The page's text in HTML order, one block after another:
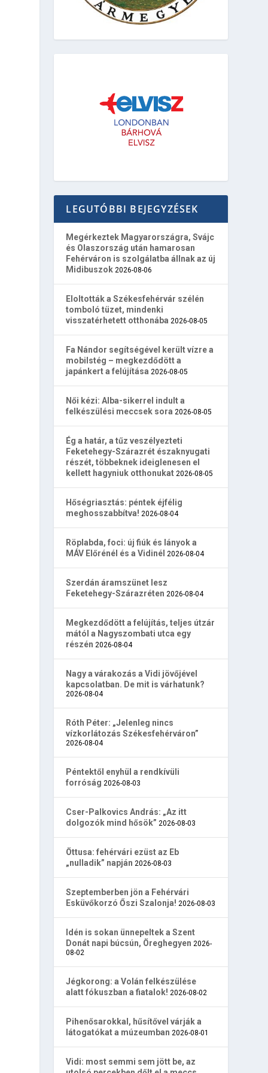
LEGUTÓBBI BEJEGYZÉSEK
Megérkeztek Magyarországra, Svájc
és Olaszország után hamarosan
Fehérváron is szolgálatba állnak az új
Midibuszok 2026-08-06
Eloltották a Székesfehérvár szélén
tomboló tüzet, mindenki
visszatérhetett otthonába 2026-08-05
Fa Nándor segítségével került vízre a
mobilstég – megkezdődött a
japánkert a felújítása 2026-08-05
Női kézi: Alba-sikerrel indult a
felkészülési meccsek sora 2026-08-05
Ég a határ, a tűz veszélyezteti
Feketehegy-Szárazrét északnyugati
részét, többeknek ideiglenesen el
kellett hagyniuk otthonukat 2026-08-05
Hőségriasztás: péntek éjfélig
meghosszabbítva! 2026-08-04
Röplabda, foci: új fiúk és lányok a
MÁV Előrénél és a Vidinél 2026-08-04
Szerdán áramszünet lesz
Feketehegy-Szárazréten 2026-08-04
Megkezdődött a felújítás, teljes útzár
mától a Nagyszombati utca egy
részén 2026-08-04
Nagy a várakozás a Vidi jövőjével
kapcsolatban. De mit is várhatunk?
2026-08-04
Róth Péter: „Jelenleg nincs
vízkorlátozás Székesfehérváron”
2026-08-04
Péntektől enyhül a rendkívüli
forróság 2026-08-03
Cser-Palkovics András: „Az itt
dolgozók mind hősök” 2026-08-03
Öttusa: fehérvári ezüst az Eb
„nulladik” napján 2026-08-03
Szeptemberben jön a Fehérvári
Esküvőkorzó Őszi Szalonja! 2026-08-03
Idén is sokan ünnepeltek a Szent
Donát napi búcsún, Öreghegyen 2026-
08-02
Jégkorong: a Volán felkészülése
alatt fókuszban a fiatalok! 2026-08-02
Pihenősarokkal, hűsítővel várják a
látogatókat a múzeumban 2026-08-01
Vidi: most semmi sem jött be, az